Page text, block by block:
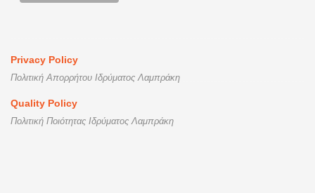
Privacy Policy
Πολιτική Απορρήτου Ιδρύματος Λαμπράκη
Quality Policy
Πολιτική Ποιότητας Ιδρύματος Λαμπράκη